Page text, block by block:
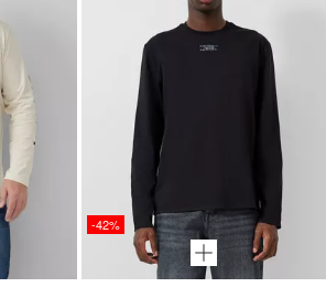
-42%